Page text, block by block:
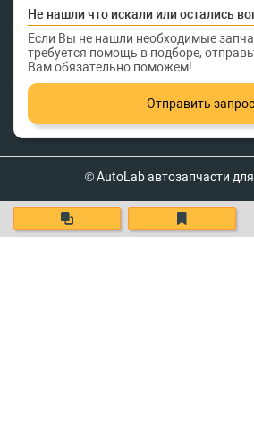
Не нашли что искали или остались
Если Вы не нашли необходимые
требуется помощь в подборе,
Вам обязательно поможем!
Отправить запрос
© AutoLab автозапчасти